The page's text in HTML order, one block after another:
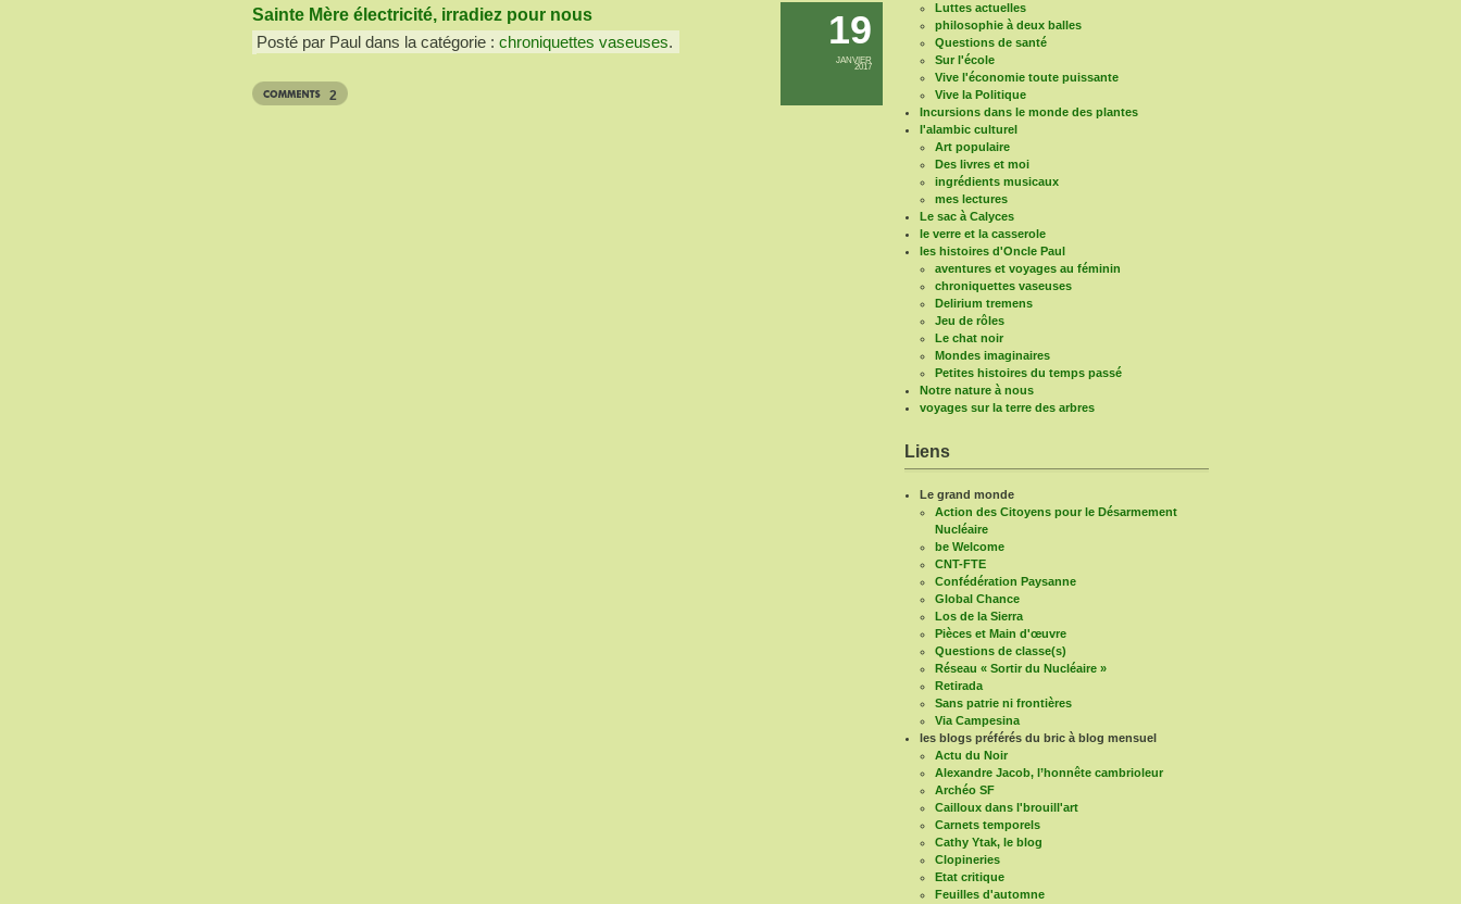
19
JANVIER
2017
Sainte Mère électricité, irradiez pour nous
Posté par Paul dans la catégorie : chroniquettes vaseuses.
2
Luttes actuelles
philosophie à deux balles
Questions de santé
Sur l'école
Vive l'économie toute puissante
Vive la Politique
Incursions dans le monde des plantes
l'alambic culturel
Art populaire
Des livres et moi
ingrédients musicaux
mes lectures
Le sac à Calyces
le verre et la casserole
les histoires d'Oncle Paul
aventures et voyages au féminin
chroniquettes vaseuses
Delirium tremens
Jeu de rôles
Le chat noir
Mondes imaginaires
Petites histoires du temps passé
Notre nature à nous
voyages sur la terre des arbres
Liens
Le grand monde
Action des Citoyens pour le Désarmement
Nucléaire
be Welcome
CNT-FTE
Confédération Paysanne
Global Chance
Los de la Sierra
Pièces et Main d'œuvre
Questions de classe(s)
Réseau « Sortir du Nucléaire »
Retirada
Sans patrie ni frontières
Via Campesina
les blogs préférés du bric à blog mensuel
Actu du Noir
Alexandre Jacob, l’honnête cambrioleur
Archéo SF
Cailloux dans l'brouill'art
Carnets temporels
Cathy Ytak, le blog
Clopineries
Etat critique
Feuilles d'automne